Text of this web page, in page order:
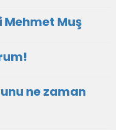
Mehmet Muş
ne zaman